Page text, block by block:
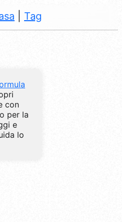
Tag
con
per la
e
lo